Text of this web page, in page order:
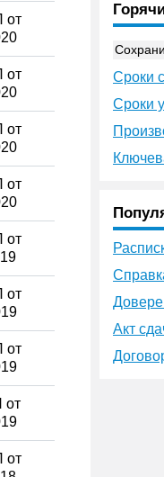
от
от
от
от
от
от
от
от
от
Сроки
Сроки
Акт